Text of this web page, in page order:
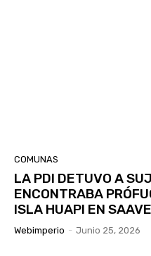
COMUNAS
LA PDI DETUVO A
ENCONTRABA
ISLA HUAPI EN
Webimperio - Junio 25, 2026